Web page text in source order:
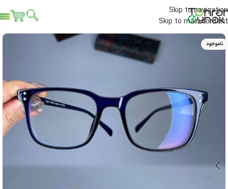
Skip to navigation
Skip to main content
ناموجود